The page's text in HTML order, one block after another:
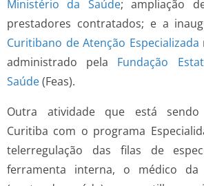
Ministério da Saúde; ampliação
prestadores contratados; e a
Curitibano de Atenção Especializada
administrado pela Fundação
Saúde(Feas).
Outra atividade que está sendo
Curitiba com o programa
telerregulação das filas de
ferramenta interna, o médico da